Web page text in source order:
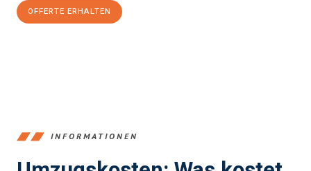
OFFERTE ERHALTEN
INFORMATIONEN